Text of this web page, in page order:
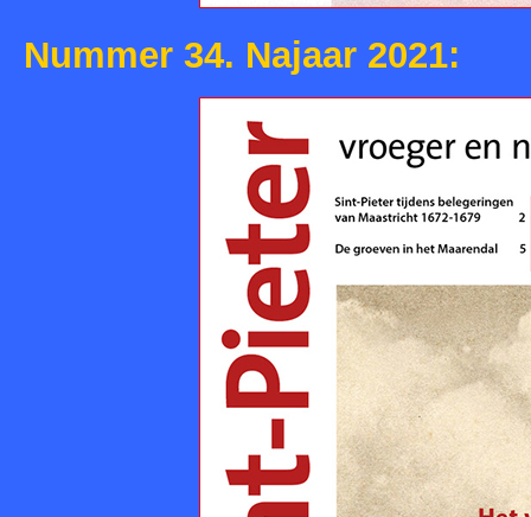
Nummer 34. Najaar 2021: